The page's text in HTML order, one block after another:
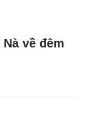
về đêm